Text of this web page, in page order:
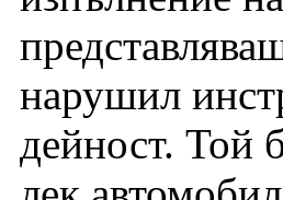
нарушил
дейност. Той